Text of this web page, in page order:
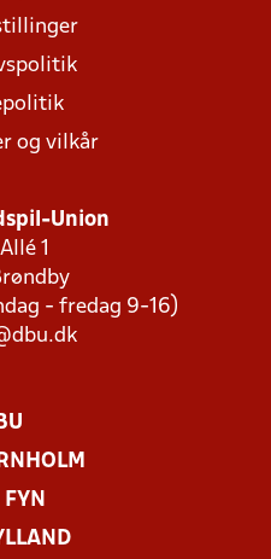
og vilkår
Union
1
- fredag 9-16)
FYN